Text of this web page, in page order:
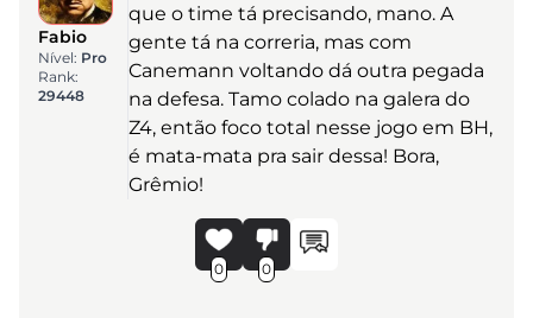
Fabio
Nível: Pro
Rank:
29448
que o time tá precisando, mano. A
gente tá na correria, mas com
Canemann voltando dá outra pegada
na defesa. Tamo colado na galera do
Z4, então foco total nesse jogo em BH,
é mata-mata pra sair dessa! Bora,
Grêmio!
0 0